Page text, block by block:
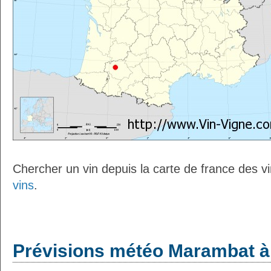
Chercher un vin depuis la carte de france des
vins.
Prévisions météo Marambat